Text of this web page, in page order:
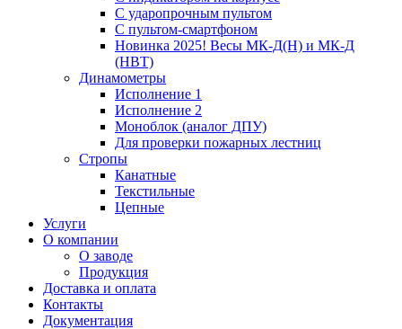
С ударопрочным пультом
С пультом-смартфоном
Новинка 2025! Весы МК-Д(Н) и МК-Д
(НВТ)
Динамометры
Исполнение 1
Исполнение 2
Моноблок (аналог ДПУ)
Для проверки пожарных лестниц
Стропы
Канатные
Текстильные
Цепные
Услуги
О компании
О заводе
Продукция
Доставка и оплата
Контакты
Документация